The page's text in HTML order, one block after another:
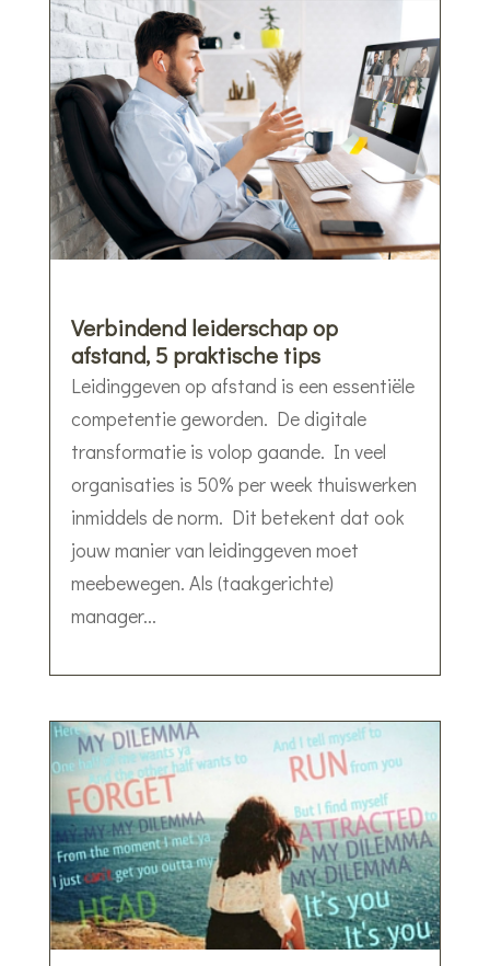
Verbindend leiderschap op
afstand, 5 praktische tips
Leidinggeven op afstand is een essentiële
competentie geworden. De digitale
transformatie is volop gaande. In veel
organisaties is 50% per week thuiswerken
inmiddels de norm. Dit betekent dat ook
jouw manier van leidinggeven moet
meebewegen. Als (taakgerichte)
manager...